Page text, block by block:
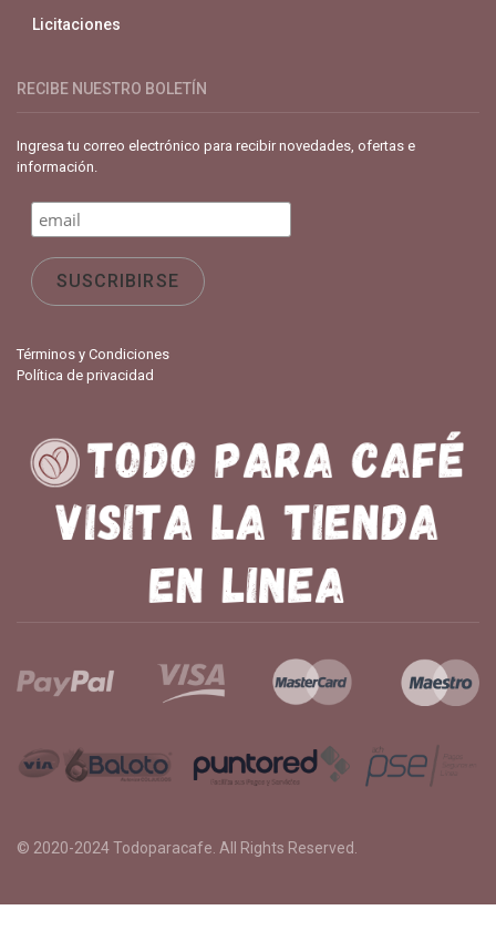
Licitaciones
RECIBE NUESTRO BOLETÍN
Ingresa tu correo electrónico para recibir novedades, ofertas e
información.
Términos y Condiciones
Política de privacidad
© 2020-2024Todoparacafe . All Rights Reserved.